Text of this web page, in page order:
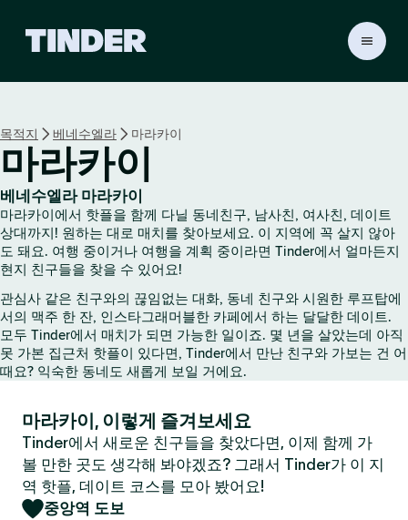
r
목적지 베네수엘라 마라카이
마라카이
베네수엘라 마라카이
마라카이에서 핫플을 함께 다닐 동네친구, 남사친, 여사친, 데이트
상대까지! 원하는 대로 매치를 찾아보세요. 이 지역에 꼭 살지 않아
도 돼요. 여행 중이거나 여행을 계획 중이라면 Tinder에서 얼마든지
현지 친구들을 찾을 수 있어요!
관심사 같은 친구와의 끊임없는 대화, 동네 친구와 시원한 루프탑에
서의 맥주 한 잔, 인스타그래머블한 카페에서 하는 달달한 데이트.
모두 Tinder에서 매치가 되면 가능한 일이죠. 몇 년을 살았는데 아직
못 가본 집근처 핫플이 있다면, Tinder에서 만난 친구와 가보는 건 어
때요? 익숙한 동네도 새롭게 보일 거에요.
마라카이, 이렇게 즐겨보세요
Tinder에서 새로운 친구들을 찾았다면, 이제 함께 가
볼 만한 곳도 생각해 봐야겠죠? 그래서 Tinder가 이 지
역 핫플, 데이트 코스를 모아 봤어요!
중앙역 도보